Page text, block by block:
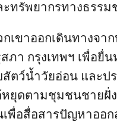
ะทรัพยากรทางธรร
กเขาออกเดินทางจ
สภา กรุงเทพฯ เพื่อยื่
สัตว์น้ำวัยอ่อน และป
หยุดตามชุมชนชายฝั่
เพื่อสื่อสารปัญหาออ